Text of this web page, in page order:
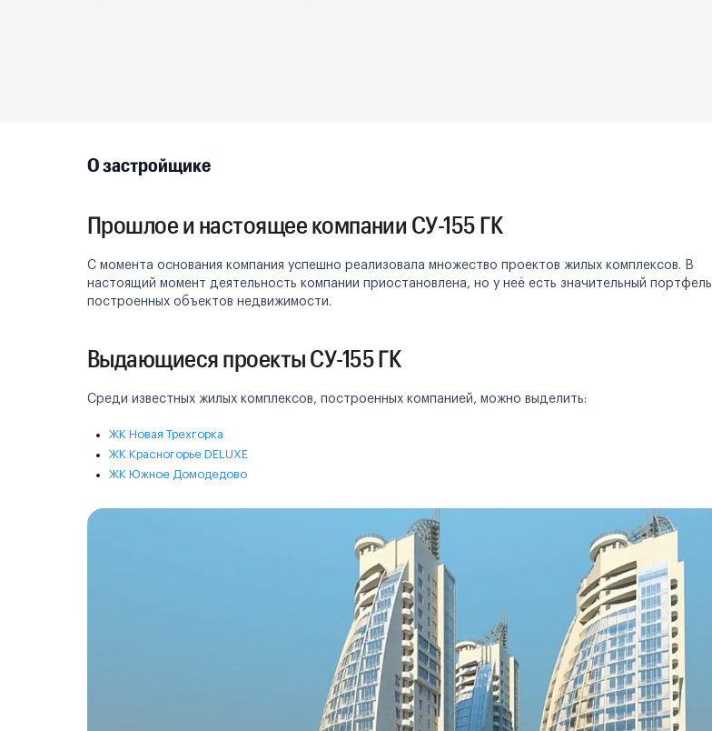
О застройщике
Прошлое и настоящее компании СУ-155 ГК
С момента основания компания успешно реализовала множество проектов жилых комплексов. В
настоящий момент деятельность компании приостановлена, но у неё есть значительный портфель
построенных объектов недвижимости.
Выдающиеся проекты СУ-155 ГК
Среди известных жилых комплексов, построенных компанией, можно выделить:
ЖК Новая Трехгорка
ЖК Красногорье DELUXE
ЖК Южное Домодедово